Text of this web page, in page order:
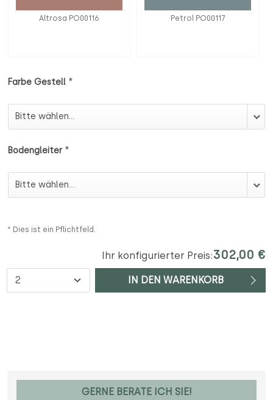
Altrosa PO00116 Petrol PO00117
Farbe Gestell *
Farbe Gestell
Bodengleiter*
Bodengleiter
* Dies ist ein Pflichtfeld.
Ihr konfigurierter Preis:302,00 €
Anzahl IN DEN WARENKORB
GERNE BERATE ICH SIE!